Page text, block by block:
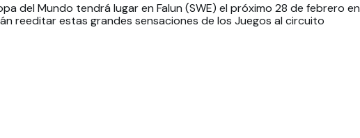
del Mundo tendrá lugar en Falun (SWE) el próximo 28 de febrero en
reeditar estas grandes sensaciones de los Juegos al circuito